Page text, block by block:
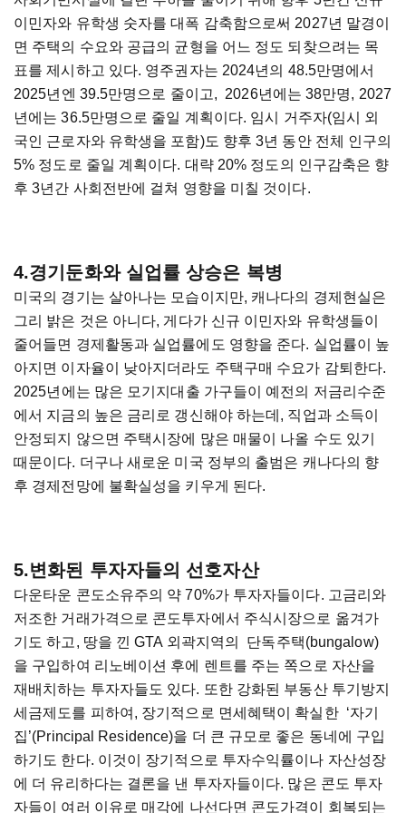
이민자와 유학생 숫자를 대폭 감축함으로써 2027년 말경이
면 주택의 수요와 공급의 균형을 어느 정도 되찾으려는 목
표를 제시하고 있다. 영주권자는 2024년의 48.5만명에서
2025년엔 39.5만명으로 줄이고, 2026년에는 38만명, 2027
년에는 36.5만명으로 줄일 계획이다. 임시 거주자(임시 외
국인 근로자와 유학생을 포함)도 향후 3년 동안 전체 인구의
5% 정도로 줄일 계획이다. 대략 20% 정도의 인구감축은 향
후 3년간 사회전반에 걸쳐 영향을 미칠 것이다.
4.경기둔화와 실업률 상승은 복병
미국의 경기는 살아나는 모습이지만, 캐나다의 경제현실은
그리 밝은 것은 아니다, 게다가 신규 이민자와 유학생들이
줄어들면 경제활동과 실업률에도 영향을 준다. 실업률이 높
아지면 이자율이 낮아지더라도 주택구매 수요가 감퇴한다.
2025년에는 많은 모기지대출 가구들이 예전의 저금리수준
에서 지금의 높은 금리로 갱신해야 하는데, 직업과 소득이
안정되지 않으면 주택시장에 많은 매물이 나올 수도 있기
때문이다. 더구나 새로운 미국 정부의 출범은 캐나다의 향
후 경제전망에 불확실성을 키우게 된다.
5.변화된 투자자들의 선호자산
다운타운 콘도소유주의 약 70%가 투자자들이다. 고금리와
저조한 거래가격으로 콘도투자에서 주식시장으로 옮겨가
기도 하고, 땅을 낀 GTA 외곽지역의 단독주택(bungalow)
을 구입하여 리노베이션 후에 렌트를 주는 쪽으로 자산을
재배치하는 투자자들도 있다. 또한 강화된 부동산 투기방지
세금제도를 피하여, 장기적으로 면세혜택이 확실한 ‘자기
집’(Principal Residence)을 더 큰 규모로 좋은 동네에 구입
하기도 한다. 이것이 장기적으로 투자수익률이나 자산성장
에 더 유리하다는 결론을 낸 투자자들이다. 많은 콘도 투자
자들이 여러 이유로 매각에 나선다면 콘도가격이 회복되는